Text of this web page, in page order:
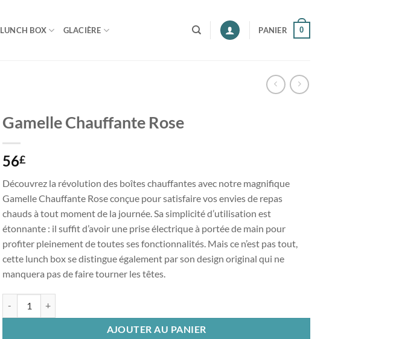
LUNCH BOX GLACIÈRE PANIER 0
Gamelle Chauffante Rose
56£
Découvrez la révolution des boîtes chauffantes avec notre magnifique
Gamelle Chauffante Rose conçue pour satisfaire vos envies de repas
chauds à tout moment de la journée. Sa simplicité d’utilisation est
étonnante : il suffit d’avoir une prise électrique à portée de main pour
profiter pleinement de toutes ses fonctionnalités. Mais ce n’est pas tout,
cette lunch box se distingue également par son design original qui ne
manquera pas de faire tourner les têtes.
AJOUTER AU PANIER